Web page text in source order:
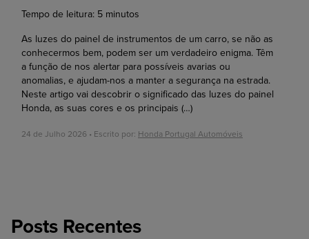
Tempo de leitura: 5 minutos
As luzes do painel de instrumentos de um carro, se não as
conhecermos bem, podem ser um verdadeiro enigma. Têm
a função de nos alertar para possíveis avarias ou
anomalias, e ajudam-nos a manter a segurança na estrada.
Neste artigo vai descobrir o significado das luzes do painel
Honda, as suas cores e os principais (…)
24 de Julho 2026 • Escrito por: Honda Portugal Automóveis
Posts Recentes